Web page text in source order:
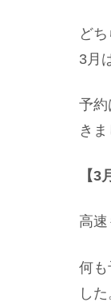
ど
3月
予約
き
【3
高速
何も
し